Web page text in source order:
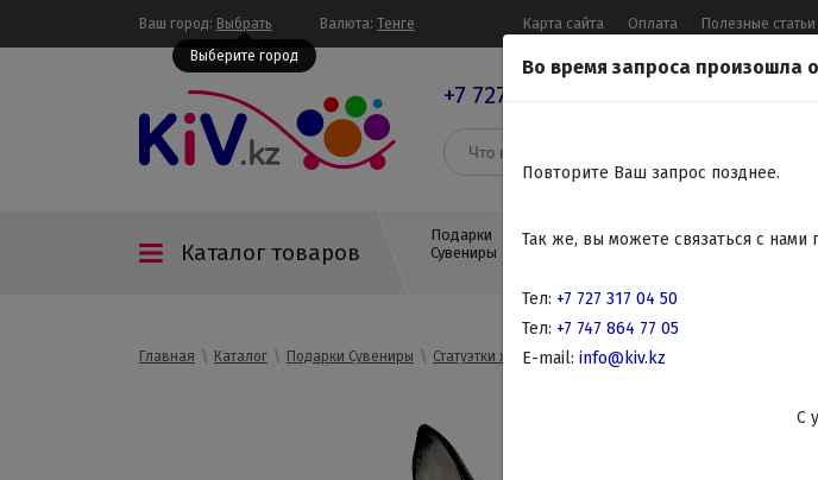
Ваш город: Выбрать Валюта: Тенге Карта сайта Оплата Полезные статьи
+7 727 317 04 50
Каталог товаров
Подарки
Сувениры
Встраиваемая
бытовая
Крупно
Главная Каталог Подарки Сувениры Статуэтки животных
Во время запроса произошла
Повторите Ваш запрос позднее.
Так же, вы можете связаться с нами
Тел: +7 727 317 04 50
Тел: +7 747 864 77 05
E-mail: info@kiv.kz
C
Выберите город